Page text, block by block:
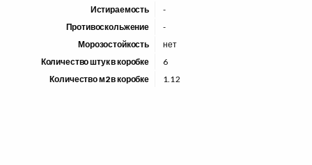
Истираемость
-
Противоскольжение
-
Морозостойкость
нет
Количество штук в коробке
6
Количество м2 в коробке
1.12